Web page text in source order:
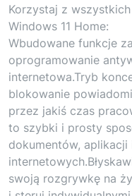
Korzystaj z
Windows 11 Home:
Wbudowane funkcje
oprogramowanie
internetowa.Tryb
blokowanie
przez jakiś czas
to szybki i prosty
dokumentów, aplikacji
swoją rozgrywkę na